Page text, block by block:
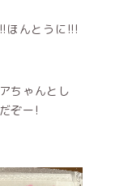
ほんとうに!!!
ちゃんとし
ぞー!